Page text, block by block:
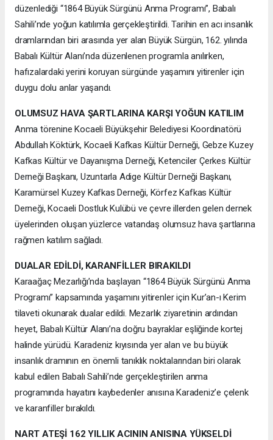
düzenlediği “1864 Büyük Sürgünü Anma Programı”, Babalı
Sahili’nde yoğun katılımla gerçekleştirildi. Tarihin en acı insanlık
dramlarından biri arasında yer alan Büyük Sürgün, 162. yılında
Babalı Kültür Alanı’nda düzenlenen programla anılırken,
hafızalardaki yerini koruyan sürgünde yaşamını yitirenler için
duygu dolu anlar yaşandı.
OLUMSUZ HAVA ŞARTLARINA KARŞI YOĞUN KATILIM
Anma törenine Kocaeli Büyükşehir Belediyesi Koordinatörü
Abdullah Köktürk, Kocaeli Kafkas Kültür Derneği, Gebze Kuzey
Kafkas Kültür ve Dayanışma Derneği, Ketenciler Çerkes Kültür
Derneği Başkanı, Uzuntarla Adige Kültür Derneği Başkanı,
Karamürsel Kuzey Kafkas Derneği, Körfez Kafkas Kültür
Derneği, Kocaeli Dostluk Kulübü ve çevre illerden gelen dernek
üyelerinden oluşan yüzlerce vatandaş olumsuz hava şartlarına
rağmen katılım sağladı.
DUALAR EDİLDİ, KARANFİLLER BIRAKILDI
Karaağaç Mezarlığı’nda başlayan “1864 Büyük Sürgünü Anma
Programı” kapsamında yaşamını yitirenler için Kur’an-ı Kerim
tilaveti okunarak dualar edildi. Mezarlık ziyaretinin ardından
heyet, Babalı Kültür Alanı’na doğru bayraklar eşliğinde kortej
halinde yürüdü. Karadeniz kıyısında yer alan ve bu büyük
insanlık dramının en önemli tanıklık noktalarından biri olarak
kabul edilen Babalı Sahili’nde gerçekleştirilen anma
programında hayatını kaybedenler anısına Karadeniz’e çelenk
ve karanfiller bırakıldı.
NART ATEŞİ 162 YILLIK ACININ ANISINA YÜKSELDİ